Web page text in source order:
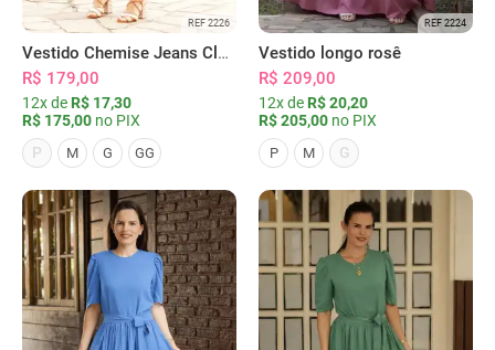
REF 2226
Vestido Chemise Jeans Clássica Serena
R$ 179,00
12x de R$ 17,30
R$ 175,00 no PIX
P
M G GG
REF 2224
Vestido longo rosê
R$ 209,00
12x de R$ 20,20
R$ 205,00 no PIX
P M G